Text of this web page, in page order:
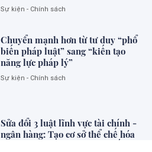
Sự kiện - Chính sách
Chuyển mạnh hơn từ tư duy “phổ
biến pháp luật” sang “kiến tạo
năng lực pháp lý”
Sự kiện - Chính sách
Sửa đổi 3 luật lĩnh vực tài chính -
ngân hàng: Tạo cơ sở thể chế hóa